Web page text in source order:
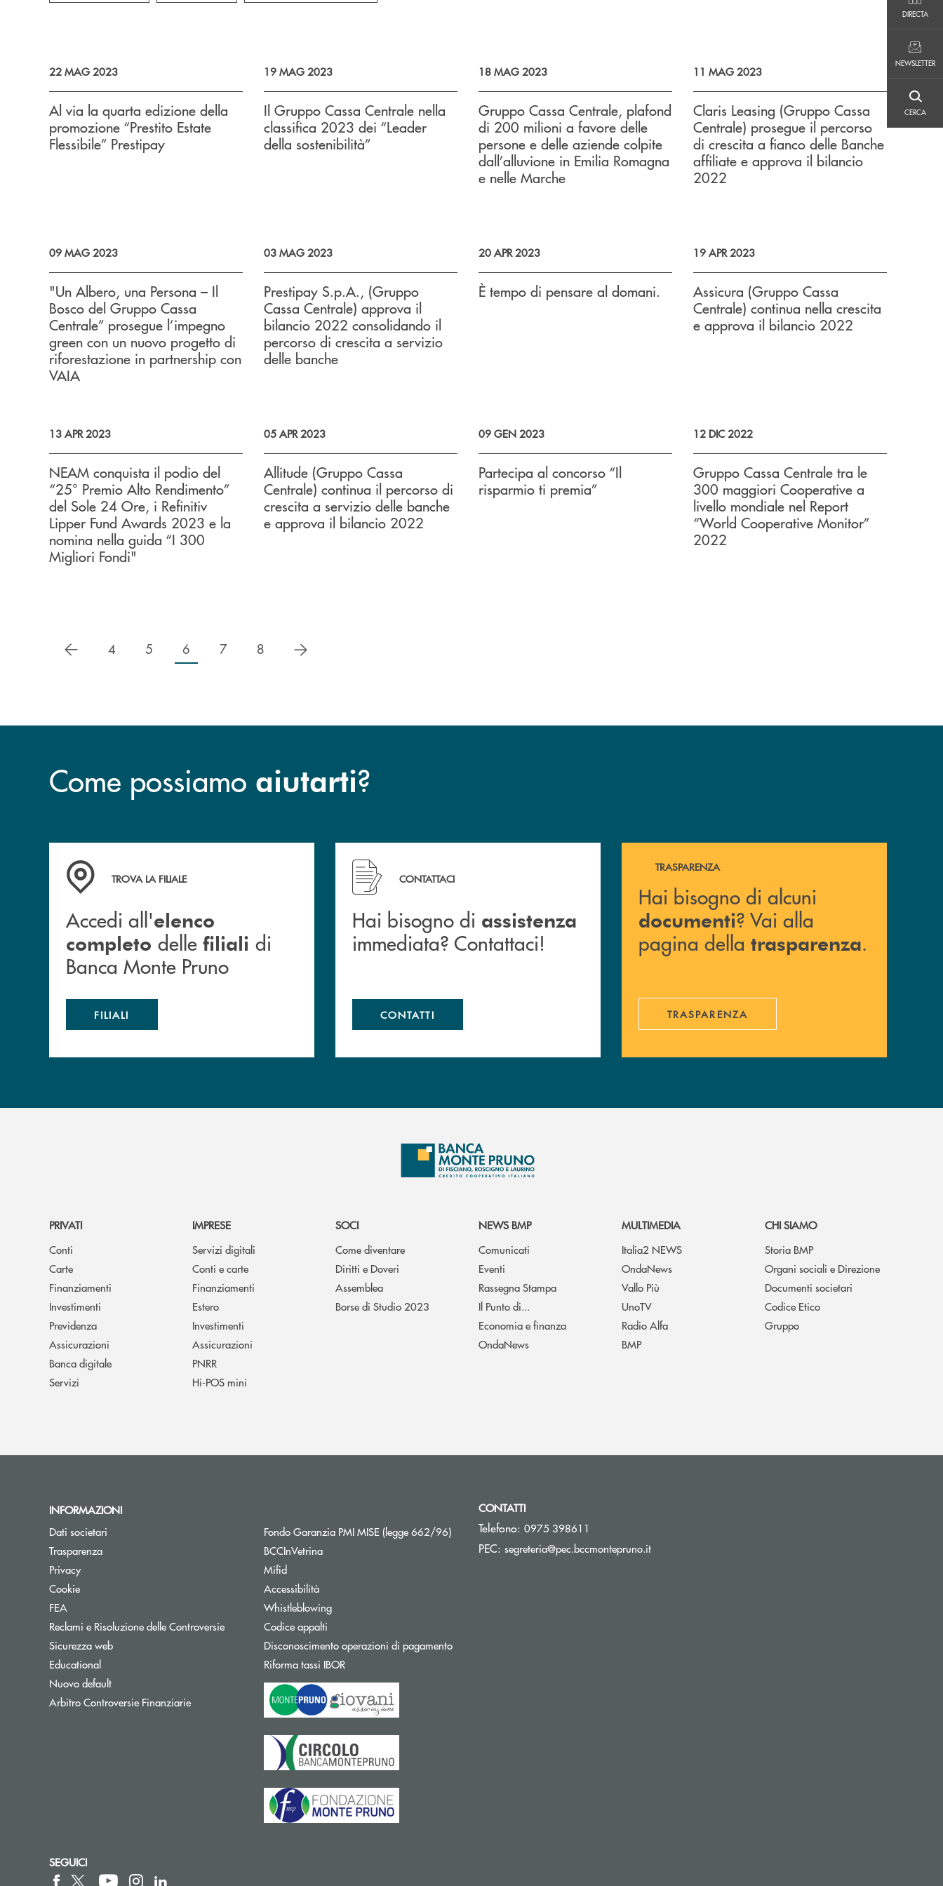
DIRECTA
NEWSLETTER
CERCA
CERCA
22 MAG 2023
Al via la quarta edizione della
promozione “Prestito Estate
Flessibile” Prestipay
19 MAG 2023
Il Gruppo Cassa Centrale nella
classifica 2023 dei “Leader
della sostenibilità”
18 MAG 2023
Gruppo Cassa Centrale, plafond
di 200 milioni a favore delle
persone e delle aziende colpite
dall’alluvione in Emilia Romagna
e nelle Marche
11 MAG 2023
Claris Leasing (Gruppo Cassa
Centrale) prosegue il percorso
di crescita a fianco delle Banche
affiliate e approva il bilancio
2022
09 MAG 2023
"Un Albero, una Persona – Il
Bosco del Gruppo Cassa
Centrale” prosegue l’impegno
green con un nuovo progetto di
riforestazione in partnership con
VAIA
03 MAG 2023
Prestipay S.p.A., (Gruppo
Cassa Centrale) approva il
bilancio 2022 consolidando il
percorso di crescita a servizio
delle banche
20 APR 2023
È tempo di pensare al domani.
19 APR 2023
Assicura (Gruppo Cassa
Centrale) continua nella crescita
e approva il bilancio 2022
13 APR 2023
NEAM conquista il podio del
“25° Premio Alto Rendimento”
del Sole 24 Ore, i Refinitiv
Lipper Fund Awards 2023 e la
nomina nella guida “I 300
Migliori Fondi"
05 APR 2023
Allitude (Gruppo Cassa
Centrale) continua il percorso di
crescita a servizio delle banche
e approva il bilancio 2022
09 GEN 2023
Partecipa al concorso “Il
risparmio ti premia”
12 DIC 2022
Gruppo Cassa Centrale tra le
300 maggiori Cooperative a
livello mondiale nel Report
“World Cooperative Monitor”
2022
precedente
4 5 6 7 8 successivo
Come possiamo aiutarti?
Accedi all' elenco completo&nbsp; delle&nbsp; filiali&nbsp; di Banca Monte Pruno
TROVA LA FILIALE
Accedi all'elenco
completo delle filiali di
Banca Monte Pruno
FILIALI
Hai bisogno di assistenza immediata? Contattaci!
CONTATTACI
Hai bisogno di assistenza
immediata? Contattaci!
CONTATTI
Hai bisogno di alcuni documenti ? Vai alla pagina della
TRASPARENZA
Hai bisogno di alcuni
documenti? Vai alla
pagina della trasparenza.
TRASPARENZA
PRIVATI
Conti
Carte
Finanziamenti
Investimenti
Previdenza
Assicurazioni
Banca digitale
Servizi
IMPRESE
Servizi digitali
Conti e carte
Finanziamenti
Estero
Investimenti
Assicurazioni
PNRR
Hi-POS mini
SOCI
Come diventare
Diritti e Doveri
Assemblea
Borse di Studio 2023
NEWS BMP
Comunicati
Eventi
Rassegna Stampa
Il Punto di...
Economia e finanza
OndaNews
MULTIMEDIA
Italia2 NEWS
OndaNews
Vallo Più
UnoTV
Radio Alfa
BMP
CHI SIAMO
Storia BMP
Organi sociali e Direzione
Documenti societari
Codice Etico
Gruppo
INFORMAZIONI
Dati societari
Trasparenza
Privacy
Cookie
FEA
Reclami e Risoluzione delle Controversie
Sicurezza web
Educational
Nuovo default
Arbitro Controversie FinanziarieApre una nuova finestra
Fondo Garanzia PMI MISE (legge 662/96)Apre una nuova finestra
BCCInVetrina
Mifid
Accessibilità
Whistleblowing
Codice appalti
Disconoscimento operazioni di pagamento
Riforma tassi IBORApre una nuova finestra
CONTATTI
Telefono: 0975 398611
PEC: segreteria@pec.bccmontepruno.it(si apre l’app di posta elettronica)
SEGUICI